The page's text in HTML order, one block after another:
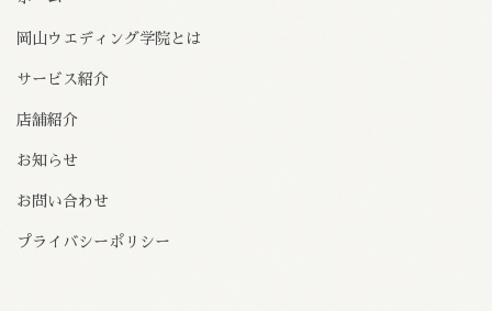
岡山ウエディング学院とは
サービス紹介
店舗紹介
お知らせ
お問い合わせ
プライバシーポリシー